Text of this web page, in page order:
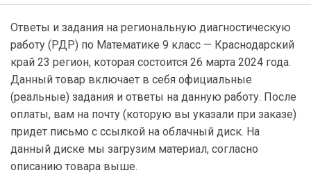
Ответы и задания на региональную диагностическую
работу (РДР) по Математике 9 класс — Краснодарский
край 23 регион, которая состоится 26 марта 2024 года.
Данный товар включает в себя официальные
(реальные) задания и ответы на данную работу. После
оплаты, вам на почту (которую вы указали при заказе)
придет письмо с ссылкой на облачный диск. На
данный диске мы загрузим материал, согласно
описанию товара выше.